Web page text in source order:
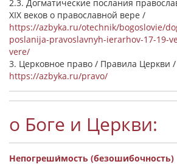
2.3. Догматические послания
XIX веков о православной вере /
https://azbyka.ru/otechnik/bogoslovie/
poslanija-pravoslavnyh-ierarhov-17-19-
vere/
3. Церковное право / Правила Церкви /
https://azbyka.ru/pravo/
о Боге и Церкви:
Непогреши́мость (безошибочность)